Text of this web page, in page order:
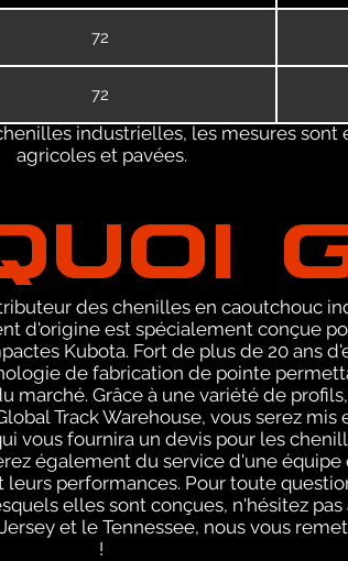
72
72
industrielles, les mesures sont
agricoles et pavées.
des chenilles en caoutchouc
d'origine est spécialement conçue
Kubota. Fort de plus de 20 ans
de fabrication de pointe
Grâce à une variété de
Track Warehouse, vous serez
vous fournira un devis pour les
également du service d'une
performances. Pour toute
elles sont conçues, n'hésitez pas
et le Tennessee, nous vous
!